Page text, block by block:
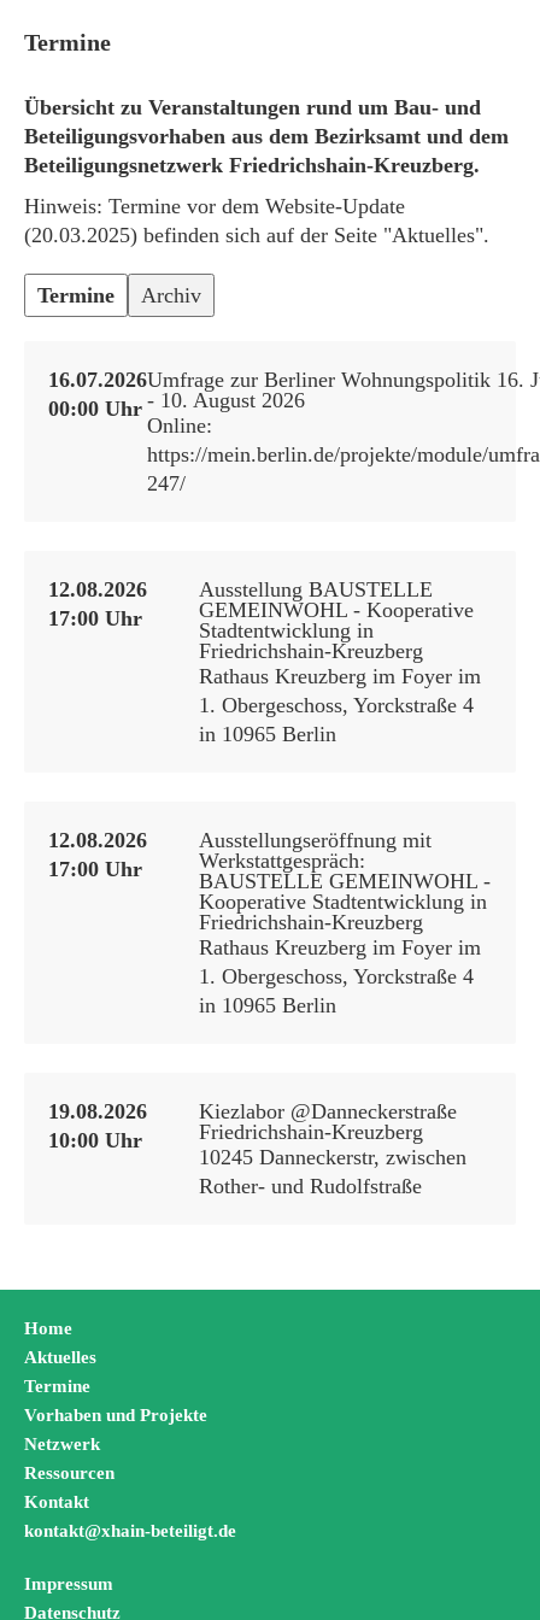
Termine
Übersicht zu Veranstaltungen rund um Bau- und
Beteiligungsvorhaben aus dem Bezirksamt und dem
Beteiligungsnetzwerk Friedrichshain-Kreuzberg.
Hinweis: Termine vor dem Website-Update
(20.03.2025) befinden sich auf der Seite "Aktuelles".
Termine Archiv
16.07.2026
00:00 Uhr
Umfrage zur Berliner Wohnungspolitik 16.
- 10. August 2026
Online:
https://mein.berlin.de/projekte/module/
247/
12.08.2026
17:00 Uhr
Ausstellung BAUSTELLE
GEMEINWOHL - Kooperative
Stadtentwicklung in
Friedrichshain-Kreuzberg
Rathaus Kreuzberg im Foyer im
1. Obergeschoss, Yorckstraße 4
in 10965 Berlin
12.08.2026
17:00 Uhr
Ausstellungseröffnung mit
Werkstattgespräch:
BAUSTELLE GEMEINWOHL -
Kooperative Stadtentwicklung in
Friedrichshain-Kreuzberg
Rathaus Kreuzberg im Foyer im
1. Obergeschoss, Yorckstraße 4
in 10965 Berlin
19.08.2026
10:00 Uhr
Kiezlabor @Danneckerstraße
Friedrichshain-Kreuzberg
10245 Danneckerstr, zwischen
Rother- und Rudolfstraße
Home
Aktuelles
Termine
Vorhaben und Projekte
Netzwerk
Ressourcen
Kontakt
kontakt@xhain-beteiligt.de
Impressum
Datenschutz